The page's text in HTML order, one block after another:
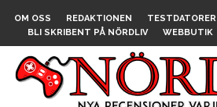
OM OSS REDAKTIONEN TESTDATORER
BLI SKRIBENT PÅ NÖRDLIV
WEBBUTIK